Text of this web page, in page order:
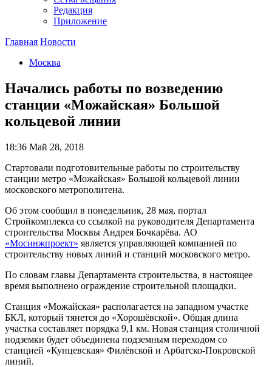
Редакция
Приложение
Главная Новости
Москва
Начались работы по возведению
станции «Можайская» Большой
кольцевой линии
18:36 Май 28, 2018
Стартовали подготовительные работы по строительству
станции метро «Можайская» Большой кольцевой линии
московского метрополитена.
Об этом сообщил в понедельник, 28 мая, портал
Стройкомплекса со ссылкой на руководителя Департамента
строительства Москвы Андрея Бочкарёва. АО
«Мосинжпроект» является управляющей компанией по
строительству новых линий и станций московского метро.
По словам главы Департамента строительства, в настоящее
время выполнено ограждение строительной площадки.
Станция «Можайская» располагается на западном участке
БКЛ, который тянется до «Хорошёвской». Общая длина
участка составляет порядка 9,1 км. Новая станция столичной
подземки будет объединена подземным переходом со
станцией «Кунцевская» Филёвской и Арбатско-Покровской
линий.